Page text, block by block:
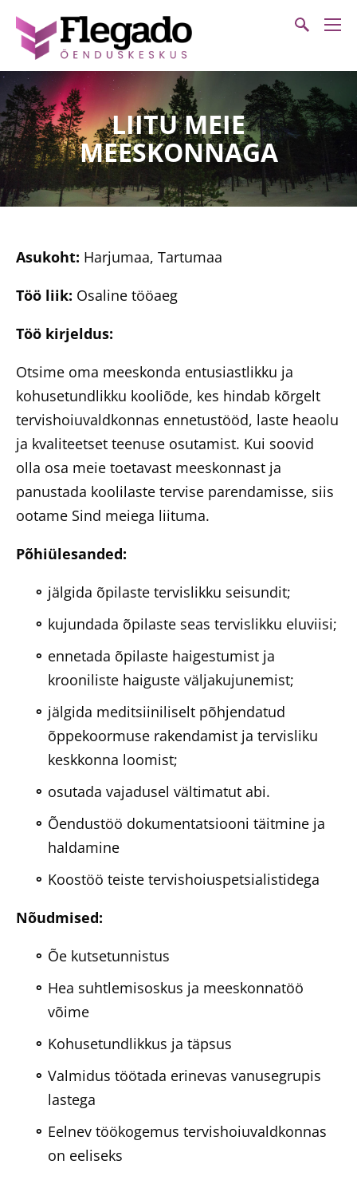
LIITU MEIE
MEESKONNAGA
Asukoht: Harjumaa, Tartumaa
Töö liik: Osaline tööaeg
Töö kirjeldus:
Otsime oma meeskonda entusiastlikku ja
kohusetundlikku kooliõde, kes hindab kõrgelt
tervishoiuvaldkonnas ennetustööd, laste heaolu
ja kvaliteetset teenuse osutamist. Kui soovid
olla osa meie toetavast meeskonnast ja
panustada koolilaste tervise parendamisse, siis
ootame Sind meiega liituma.
Põhiülesanded:
jälgida õpilaste tervislikku seisundit;
kujundada õpilaste seas tervislikku eluviisi;
ennetada õpilaste haigestumist ja
krooniliste haiguste väljakujunemist;
jälgida meditsiiniliselt põhjendatud
õppekoormuse rakendamist ja tervisliku
keskkonna loomist;
osutada vajadusel vältimatut abi.
Õendustöö dokumentatsiooni täitmine ja
haldamine
Koostöö teiste tervishoiuspetsialistidega
Nõudmised:
Õe kutsetunnistus
Hea suhtlemisoskus ja meeskonnatöö
võime
Kohusetundlikkus ja täpsus
Valmidus töötada erinevas vanusegrupis
lastega
Eelnev töökogemus tervishoiuvaldkonnas
on eeliseks